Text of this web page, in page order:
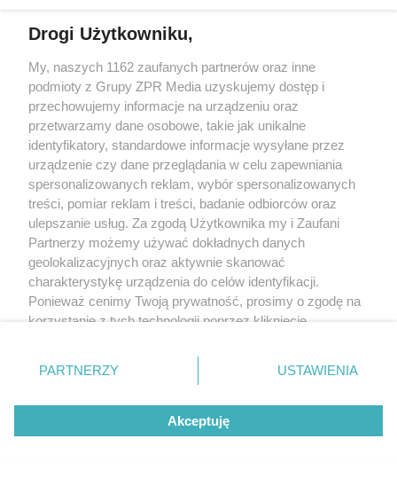
Drogi Użytkowniku,
My, naszych 1162 zaufanych partnerów oraz inne
podmioty z Grupy ZPR Media uzyskujemy dostęp i
przechowujemy informacje na urządzeniu oraz
przetwarzamy dane osobowe, takie jak unikalne
identyfikatory, standardowe informacje wysyłane przez
urządzenie czy dane przeglądania w celu zapewniania
spersonalizowanych reklam, wybór spersonalizowanych
treści, pomiar reklam i treści, badanie odbiorców oraz
ulepszanie usług. Za zgodą Użytkownika my i Zaufani
Partnerzy możemy używać dokładnych danych
geolokalizacyjnych oraz aktywnie skanować
charakterystykę urządzenia do celów identyfikacji.
Ponieważ cenimy Twoją prywatność, prosimy o zgodę na
korzystanie z tych technologii poprzez kliknięcie
zmienić/wycofać klikając przycisk ustawień prywatności
znajdujący się w lewym dolnym rogu strony
rodzaje przetwarzania danych nie wymagają zgody
użytkownika, ale masz prawo sprzeciwić się takiemu
przetwarzaniu. Preferencje będą miały zastosowanie tylko
PARTNERZY USTAWIENIA
Akceptuję